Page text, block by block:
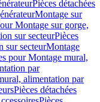
Pièces détachées
Montage sur
Montage sur gorge,
sur secteurPièces
sur secteurMontage
pour Montage mural,
par
alimentation par
Pièces détachées